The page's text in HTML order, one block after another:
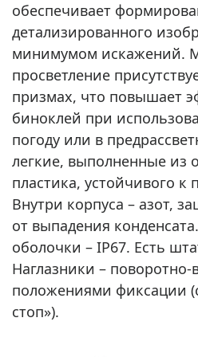
обеспечивает
детализированного
минимумом искажений.
просветление
призмах, что повышает
биноклей при
погоду или в
легкие, выполненные из
пластика, устойчивого к
Внутри корпуса – азот,
от выпадения
оболочки – IP67. Есть
Наглазники –
положениями фиксации
стоп»).